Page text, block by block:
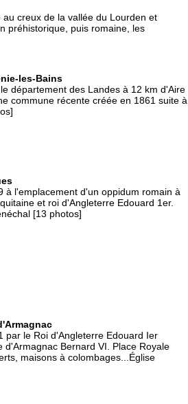
creux de la vallée du Lourden et
préhistorique, puis romaine, les
les-Bains
département des Landes à 12 km d'Aire
commune récente créée en 1861 suite à
à l'emplacement d'un oppidum romain à
et roi d'Angleterre Edouard 1er.
[13 photos]
par le Roi d'Angleterre Edouard Ier
d'Armagnac Bernard VI. Place Royale
maisons à colombages...Église